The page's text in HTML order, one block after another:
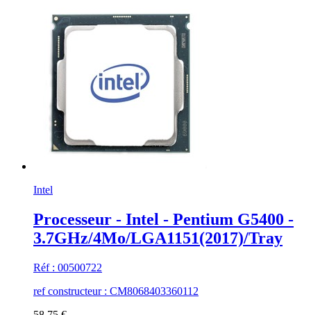
Intel
Processeur - Intel - Pentium G5400 -
3.7GHz/4Mo/LGA1151(2017)/Tray
Réf : 00500722
ref constructeur : CM8068403360112